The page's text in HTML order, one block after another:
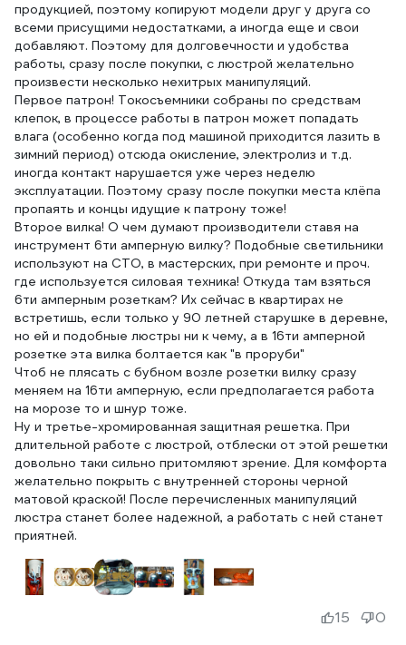
продукцией, поэтому копируют модели друг у друга со
всеми присущими недостатками, а иногда еще и свои
добавляют. Поэтому для долговечности и удобства
работы, сразу после покупки, с люстрой желательно
произвести несколько нехитрых манипуляций.
Первое патрон! Токосъемники собраны по средствам
клепок, в процессе работы в патрон может попадать
влага (особенно когда под машиной приходится лазить в
зимний период) отсюда окисление, электролиз и т.д.
иногда контакт нарушается уже через неделю
эксплуатации. Поэтому сразу после покупки места клёпа
пропаять и концы идущие к патрону тоже!
Второе вилка! О чем думают производители ставя на
инструмент 6ти амперную вилку? Подобные светильники
используют на СТО, в мастерских, при ремонте и проч.
где используется силовая техника! Откуда там взяться
6ти амперным розеткам? Их сейчас в квартирах не
встретишь, если только у 90 летней старушке в деревне,
но ей и подобные люстры ни к чему, а в 16ти амперной
розетке эта вилка болтается как "в проруби"
Чтоб не плясать с бубном возле розетки вилку сразу
меняем на 16ти амперную, если предполагается работа
на морозе то и шнур тоже.
Ну и третье-хромированная защитная решетка. При
длительной работе с люстрой, отблески от этой решетки
довольно таки сильно притомляют зрение. Для комфорта
желательно покрыть с внутренней стороны черной
матовой краской! После перечисленных манипуляций
люстра станет более надежной, а работать с ней станет
приятней.
15 0